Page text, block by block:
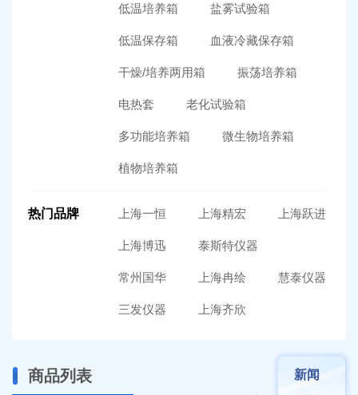
低温培养箱 盐雾试验箱
低温保存箱 血液冷藏保存箱
干燥/培养两用箱 振荡培养箱
电热套 老化试验箱
多功能培养箱 微生物培养箱
植物培养箱
热门品牌 上海一恒 上海精宏 上海跃进
上海博迅 泰斯特仪器
常州国华 上海冉绘 慧泰仪器
三发仪器 上海齐欣
商品列表 新闻